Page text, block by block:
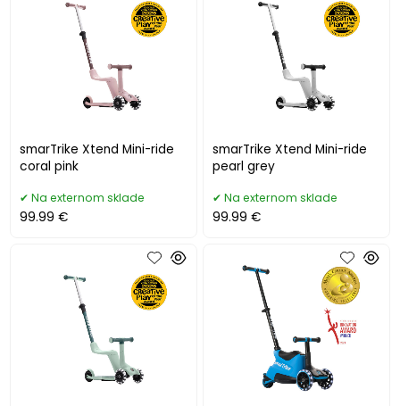
smarTrike Xtend Mini-ride
coral pink
Na externom sklade
99.99 €
smarTrike Xtend Mini-ride
pearl grey
Na externom sklade
99.99 €